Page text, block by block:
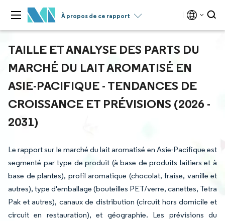
À propos de ce rapport
TAILLE ET ANALYSE DES PARTS DU
MARCHÉ DU LAIT AROMATISÉ EN
ASIE-PACIFIQUE - TENDANCES DE
CROISSANCE ET PRÉVISIONS (2026 -
2031)
Le rapport sur le marché du lait aromatisé en Asie-Pacifique est
segmenté par type de produit (à base de produits laitiers et à
base de plantes), profil aromatique (chocolat, fraise, vanille et
autres), type d'emballage (bouteilles PET/verre, canettes, Tetra
Pak et autres), canaux de distribution (circuit hors domicile et
circuit en restauration), et géographie. Les prévisions du